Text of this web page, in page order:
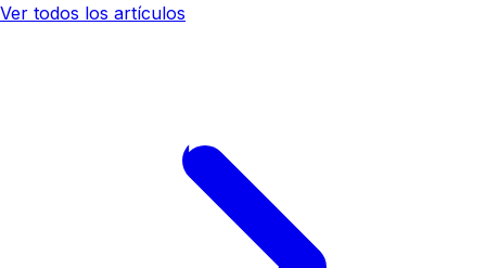
Ver todos los artículos